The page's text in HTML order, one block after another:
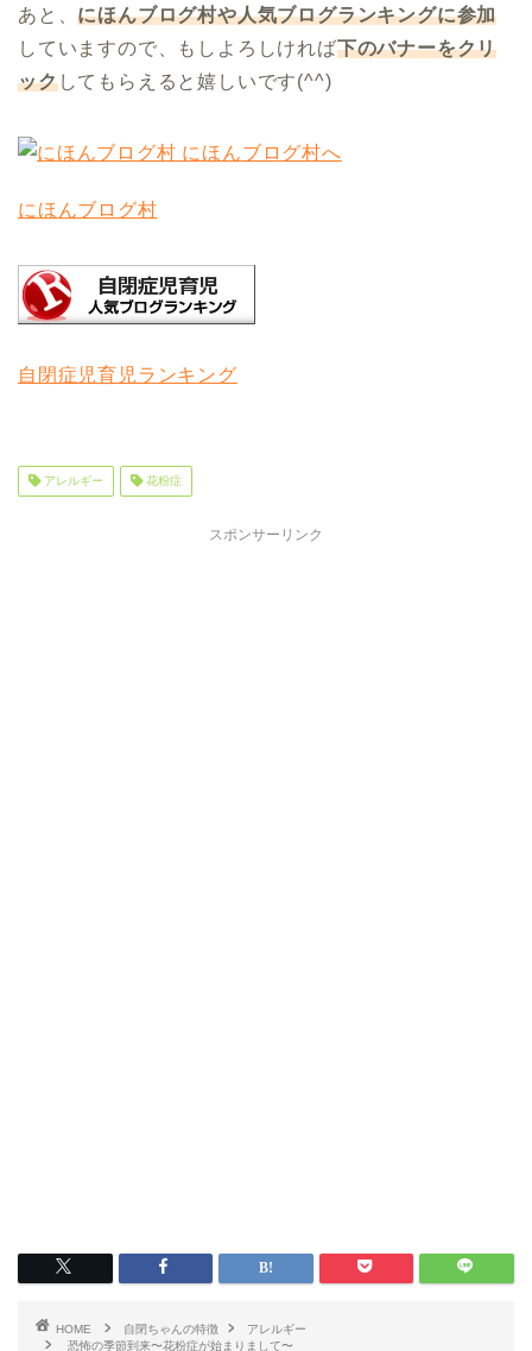
あと、にほんブログ村や人気ブログランキングに参加
していますので、もしよろしければ下のバナーをクリ
ックしてもらえると嬉しいです(^^)
にほんブログ村
自閉症児育児ランキング
アレルギー 花粉症
スポンサーリンク
HOME 自閉ちゃんの特徴
アレルギー
恐怖の季節到来〜花粉症が始まりまして〜